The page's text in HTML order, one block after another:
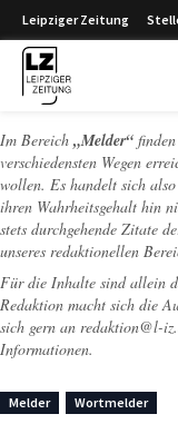
Leipziger Zeitung
Im Bereich „Melder“
verschiedensten Wegen
wollen. Es handelt sich
ihren Wahrheitsgehalt hin
stets durchgehende Zitate
unseres redaktionellen
Für die Inhalte sind allein
Redaktion macht sich die
sich gern an redaktion@l-
Informationen.
Melder Wortmelder